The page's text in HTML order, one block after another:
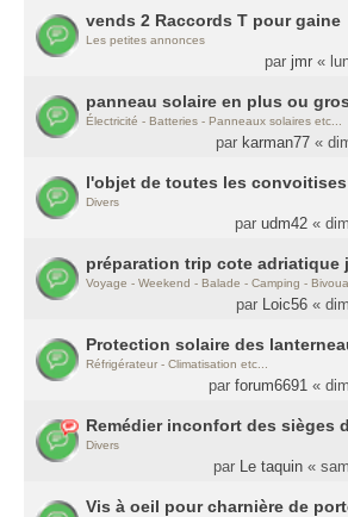
vends 2 Raccords T pour gaine
Les petites annonces
par jmr «
Électricité - Batteries - Panneaux solaires etc...
par karman77 «
l'objet de toutes les
Divers
parudm42 «
Voyage - Weekend - Balade - Camping -
par Loic56 «
Protection solaire des
Réfrigérateur - Climatisation etc...
parforum6691 «
Remédier inconfort des sièges
Divers
par Le taquin «
Vis à oeil pour charnière de